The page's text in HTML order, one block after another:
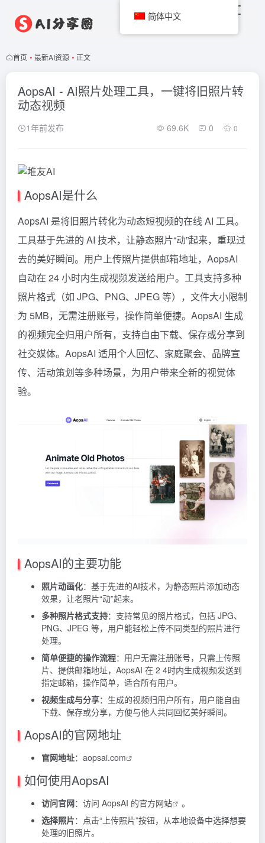
首页 • 最新AI资源 • 正文
AopsAI - AI照片处理工具，一键将旧照片转
动态视频
1年前发布 69.6K 0 0
AopsAI是什么
AopsAI 是将旧照片转化为动态短视频的在线 AI 工具。
工具基于先进的 AI 技术，让静态照片“动”起来，重现过
去的美好瞬间。用户上传照片提供邮箱地址，AopsAI
自动在 24 小时内生成视频发送给用户。工具支持多种
照片格式（如 JPG、PNG、JPEG 等），文件大小限制
为 5MB，无需注册账号，操作简单便捷。AopsAI 生成
的视频完全归用户所有，支持自由下载、保存或分享到
社交媒体。AopsAI 适用个人回忆、家庭聚会、品牌宣
传、活动策划等多种场景，为用户带来全新的视觉体
验。
AopsAI的主要功能
照片动画化：基于先进的AI技术，为静态照片添加动态
效果，让老照片“动”起来。
多种照片格式支持：支持常见的照片格式，包括 JPG、
PNG、JPEG 等，用户能轻松上传不同类型的照片进行
处理。
简单便捷的操作流程：用户无需注册账号，只需上传照
片、提供邮箱地址，AopsAI 在 2 4时内生成视频发送到
指定邮箱，操作简单，适合所有用户。
视频生成与分享：生成的视频归用户所有，用户能自由
下载、保存或分享，方便与他人共同回忆美好瞬间。
AopsAI的官网地址
官网地址： aopsai.com
如何使用AopsAI
访问官网：访问 AopsAI 的官方网站
。
选择照片：点击“上传照片”按钮，从本地设备中选择想要
处理的旧照片。
简体中文